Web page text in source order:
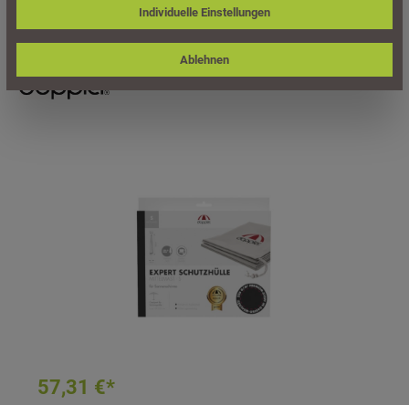
57,31 €*
Individuelle Einstellungen
Ablehnen